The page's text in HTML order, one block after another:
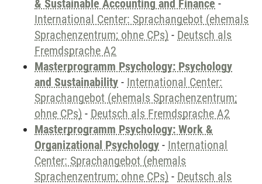
& Sustainable Accounting and Finance -
International Center: Sprachangebot (ehemals
Sprachenzentrum; ohne CPs) - Deutsch als
Fremdsprache A2
Masterprogramm Psychology: Psychology
and Sustainability - International Center:
Sprachangebot (ehemals Sprachenzentrum;
ohne CPs) - Deutsch als Fremdsprache A2
Masterprogramm Psychology: Work &
Organizational Psychology - International
Center: Sprachangebot (ehemals
Sprachenzentrum; ohne CPs) - Deutsch als